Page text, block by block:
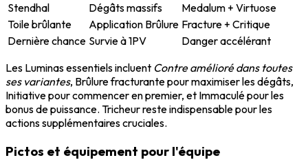
Stendhal
Dégâts massifs
Medalum + Virtuose
Toile brûlante
Application Brûlure Fracture + Critique
Dernière chance Survie à 1PV
Danger accélérant
Les Luminas essentiels incluent Contre amélioré dans toutes
ses variantes, Brûlure fracturante pour maximiser les dégâts,
Initiative pour commencer en premier, et Immaculé pour les
bonus de puissance. Tricheur reste indispensable pour les
actions supplémentaires cruciales.
Pictos et équipement pour l'équipe